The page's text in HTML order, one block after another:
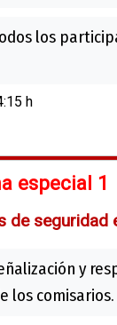
los
h
especial 1
de seguridad
y
los comisarios.